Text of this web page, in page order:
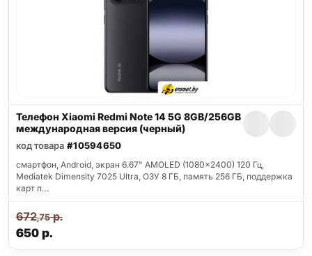
Телефон Xiaomi Redmi Note 14 5G 8GB/256GB
международная версия (черный)
код товара #10594650
смартфон, Android, экран 6.67" AMOLED (1080x2400) 120 Гц,
Mediatek Dimensity 7025 Ultra, ОЗУ 8 ГБ, память 256 ГБ, поддержка
карт п…
650р.
672,75р.